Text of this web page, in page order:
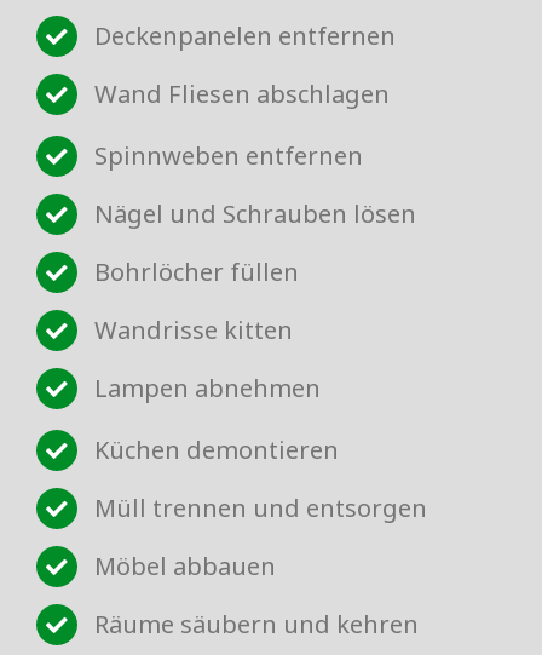
Deckenpanelen entfernen
Wand Fliesen abschlagen
Spinnweben entfernen
Nägel und Schrauben lösen
Bohrlöcher füllen
Wandrisse kitten
Lampen abnehmen
Küchen demontieren
Müll trennen und entsorgen
Möbel abbauen
Räume säubern und kehren